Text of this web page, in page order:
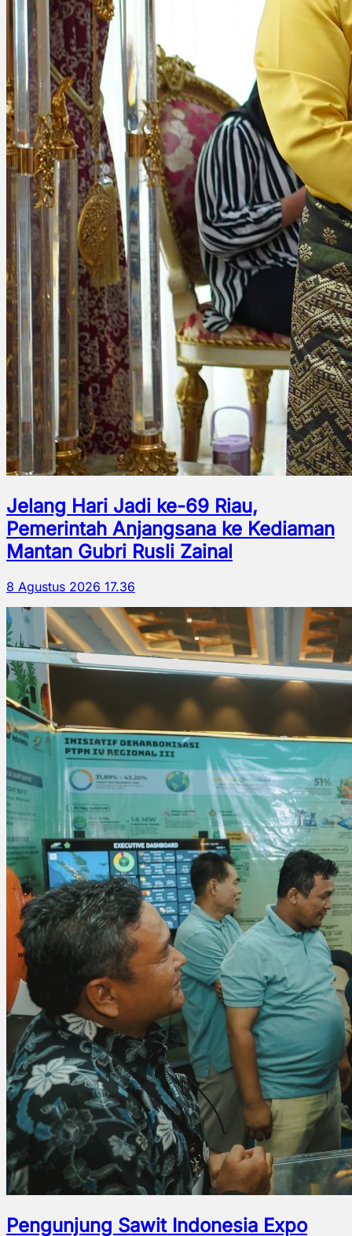
Jelang Hari Jadi ke-69 Riau,
Pemerintah Anjangsana ke Kediaman
Mantan Gubri Rusli Zainal
8 Agustus 2026 17.36
Pengunjung Sawit Indonesia Expo